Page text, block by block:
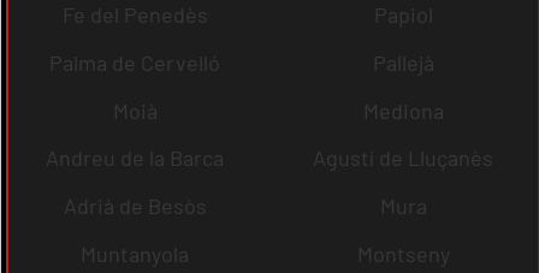
Fe del Penedès
Papiol
Palma de Cervelló
Pallejà
Moià
Mediona
Andreu de la Barca
Agustí de Lluçanès
Adrià de Besòs
Mura
Muntanyola
Montseny